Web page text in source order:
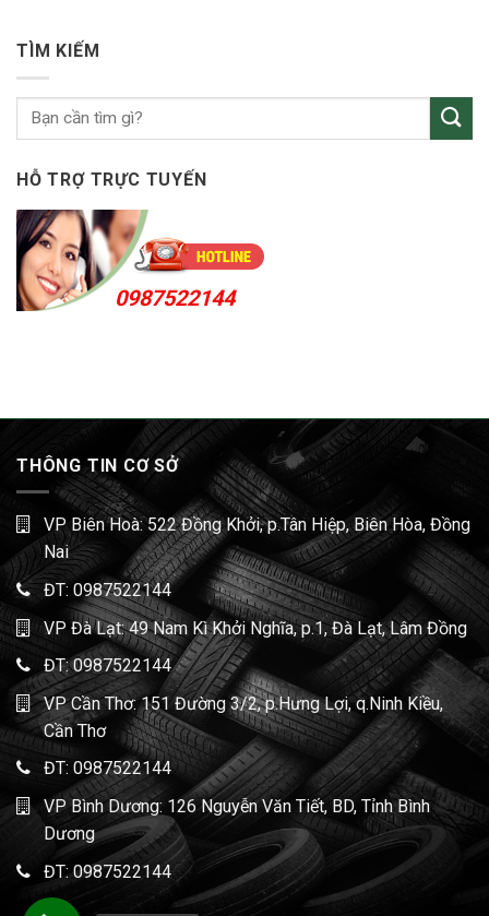
An
TÌM KIẾM
HỖ TRỢ TRỰC TUYẾN
0987522144
THÔNG TIN CƠ SỞ
VP Biên Hoà: 522 Đồng Khởi, p.Tân Hiệp, Biên Hòa, Đồng
Nai
ĐT: 0987522144
VP Đà Lạt: 49 Nam Kì Khởi Nghĩa, p.1, Đà Lạt, Lâm Đồng
ĐT:0987522144
VP Cần Thơ: 151 Đường 3/2, p.Hưng Lợi, q.Ninh Kiều,
Cần Thơ
ĐT: 0987522144
VP Bình Dương: 126 Nguyễn Văn Tiết, BD, Tỉnh Bình
Dương
ĐT: 0987522144